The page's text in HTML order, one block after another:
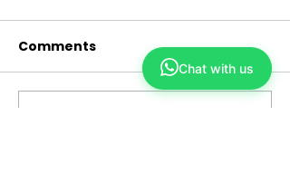
Comments
Chat with us